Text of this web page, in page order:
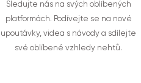
Sledujte nás na svých oblíbených
platformách. Podívejte se na nové
upoutávky, videa s návody a sdílejte
své oblíbené vzhledy nehtů.